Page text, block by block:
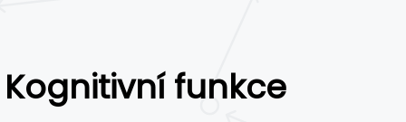
Kognitivní funkce